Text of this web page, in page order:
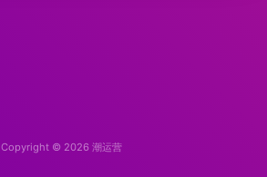
Copyright © 2026 潮运营